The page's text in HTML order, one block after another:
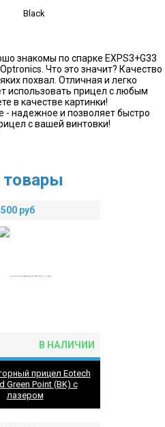
Black
знакомы по спарке EXPS3+G33
Что это значит? Качество
похвал. Отличная и легко
использовать прицел с любым
в качестве картинки!
- надежное и позволяет быстро
с вашей винтовки!
руб
В НАЛИЧИИ
прицел Eotech
Green Point (BK) c
лазером